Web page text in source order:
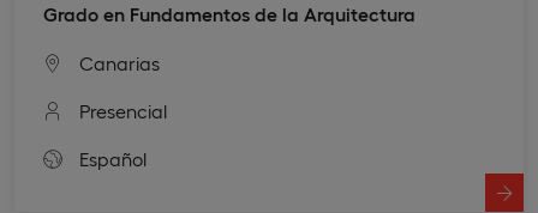
Grado en Fundamentos de la Arquitectura
Canarias
Presencial
Español